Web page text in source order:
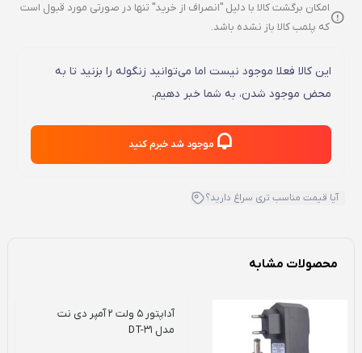
امکان برگشت کالا با دلیل "انصراف از خرید" تنها در صورتی مورد قبول است
که پلمب کالا باز نشده باشد.
این کالا فعلا موجود نیست اما می‌توانید زنگوله را بزنید تا به
محض موجود شدن، به شما خبر دهیم.
موجود شد خبرم کنید
آیا قیمت مناسب تری سراغ دارید؟
محصولات مشابه
آداپتور 5 ولت 2 آمپر دی نت
مدل DT-31